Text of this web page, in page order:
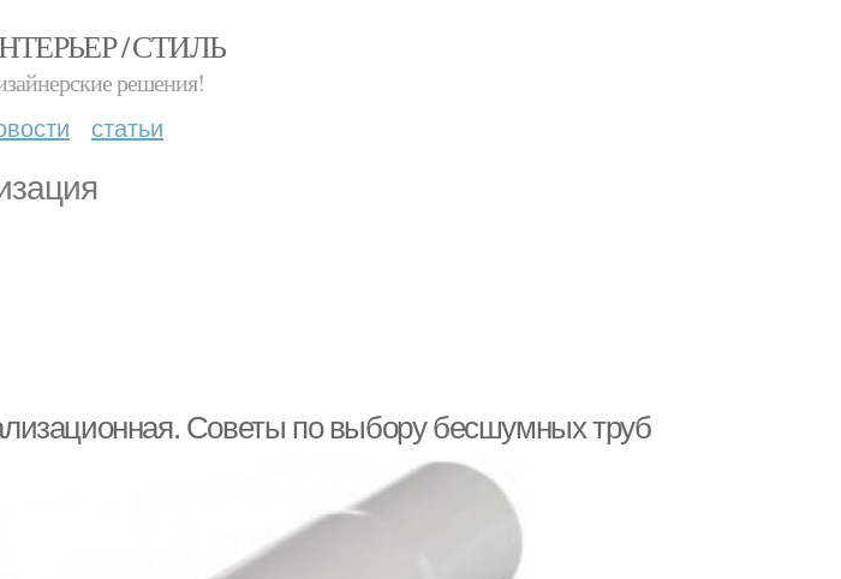
/ СТИЛЬ
решения!
статьи
Советы по выбору бесшумных труб